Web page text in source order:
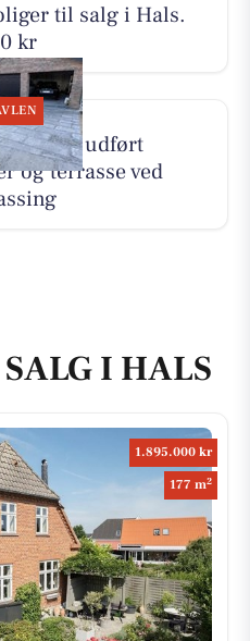
til salg i Hals.
kr
har udført
og terrasse ved
I HALS
1.895.000 kr
177 m2